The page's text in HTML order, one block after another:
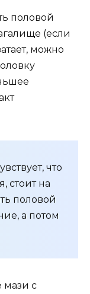
половой
(если
можно
что
стоит на
половой
а потом
с